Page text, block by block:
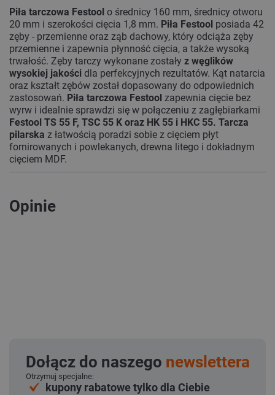
Piła tarczowa Festool o średnicy 160 mm, średnicy otworu
20 mm i szerokości cięcia 1,8 mm. Piła Festool posiada 42
zęby - przemienne oraz ząb dachowy, który odciąża zęby
przemienne i zapewnia płynność cięcia, a także wysoką
trwałość. Zęby tarczy wykonane zostały z węglików
wysokiej jakości dla perfekcyjnych rezultatów. Kąt natarcia
oraz kształt zębów został dopasowany do odpowiednich
zastosowań. Piła tarczowa Festool zapewnia cięcie bez
wyrw i idealnie sprawdzi się w połączeniu z zagłębiarkami
Festool TS 55 F, TSC 55 K oraz HK 55 i HKC 55. Tarcza
pilarska z łatwością poradzi sobie z cięciem płyt
fornirowanych i powlekanych, drewna litego i dokładnym
cięciem MDF.
Opinie
Dołącz do naszego newslettera
Otrzymuj specjalne:
kupony rabatowe tylko dla Ciebie